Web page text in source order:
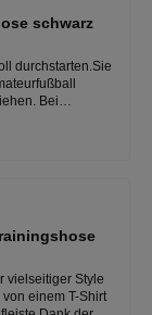
Kleidung-
schwarz
durchstarten.Sie
Bei
ein
unter: Herren-
vielseitiger Style
einem T-Shirt